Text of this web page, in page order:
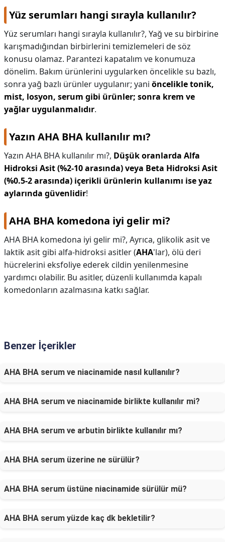
Yüz serumları hangi sırayla kullanılır?
Yüz serumları hangi sırayla kullanılır?, Yağ ve su birbirine
karışmadığından birbirlerini temizlemeleri de söz
konusu olamaz. Parantezi kapatalım ve konumuza
dönelim. Bakım ürünlerini uygularken öncelikle su bazlı,
sonra yağ bazlı ürünler uygulanır; yani öncelikle tonik,
mist, losyon, serum gibi ürünler; sonra krem ve
yağlar uygulanmalıdır.
Yazın AHA BHA kullanılır mı?
Yazın AHA BHA kullanılır mı?, Düşük oranlarda Alfa
Hidroksi Asit (%2-10 arasında) veya Beta Hidroksi Asit
(%0.5-2 arasında) içerikli ürünlerin kullanımı ise yaz
aylarında güvenlidir!
AHA BHA komedona iyi gelir mi?
AHA BHA komedona iyi gelir mi?, Ayrıca, glikolik asit ve
laktik asit gibi alfa-hidroksi asitler (AHA'lar), ölü deri
hücrelerini eksfoliye ederek cildin yenilenmesine
yardımcı olabilir. Bu asitler, düzenli kullanımda kapalı
komedonların azalmasına katkı sağlar.
Benzer İçerikler
AHA BHA serum ve niacinamide nasıl kullanılır?
AHA BHA serum ve niacinamide birlikte kullanılır mi?
AHA BHA serum ve arbutin birlikte kullanılır mı?
AHA BHA serum üzerine ne sürülür?
AHA BHA serum üstüne niacinamide sürülür mü?
AHA BHA serum yüzde kaç dk bekletilir?